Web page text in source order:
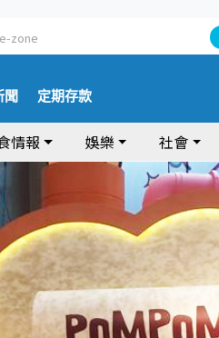
e-zone
聞 定期存款
情報 娛樂 社會